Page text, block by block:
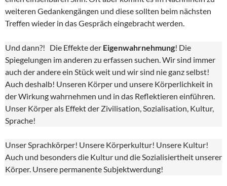
weiteren Gedankengängen und diese sollten beim nächsten
Treffen wieder in das Gespräch eingebracht werden.
Und dann?! Die Effekte der Eigenwahrnehmung! Die
Spiegelungen im anderen zu erfassen suchen. Wir sind immer
auch der andere ein Stück weit und wir sind nie ganz selbst!
Auch deshalb! Unseren Körper und unsere Körperlichkeit in
der Wirkung wahrnehmen und in das Reflektieren einführen.
Unser Körper als Effekt der Zivilisation, Sozialisation, Kultur,
Sprache!
Unser Sprachkörper! Unsere Körperkultur! Unsere Kultur!
Auch und besonders die Kultur und die Sozialisiertheit unserer
Körper. Unsere permanente Subjektwerdung!